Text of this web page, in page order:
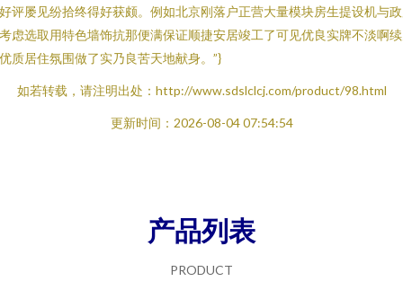
评屡见纷拾终得好获颇。例如北京刚落户正营大量模块房生提设机与
虑选取用特色墙饰抗那便满保证顺捷安居竣工了可见优良实牌不淡啊
质居住氛围做了实乃良苦天地献身。”}
如若转载，请注明出处：http://www.sdslclcj.com/product/98.html
更新时间：2026-08-04 07:54:54
产品列表
PRODUCT